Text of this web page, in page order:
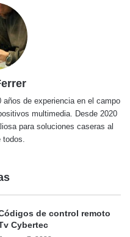
de experiencia en el campo
multimedia. Desde 2020
para soluciones caseras al
todos.
de control remoto
Cybertec